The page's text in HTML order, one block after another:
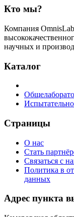
Кто мы?
Компания
научных и
Каталог
Страницы
О нас
Стать
Связаться с
Политика в
данных
Адрес пункта